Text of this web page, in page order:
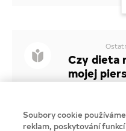
Czy dieta
mojej
Soubory cookie
reklam, poskytování